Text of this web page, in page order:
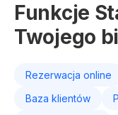
Funkcje
Twojego
Rezerwacja online
Baza klientów